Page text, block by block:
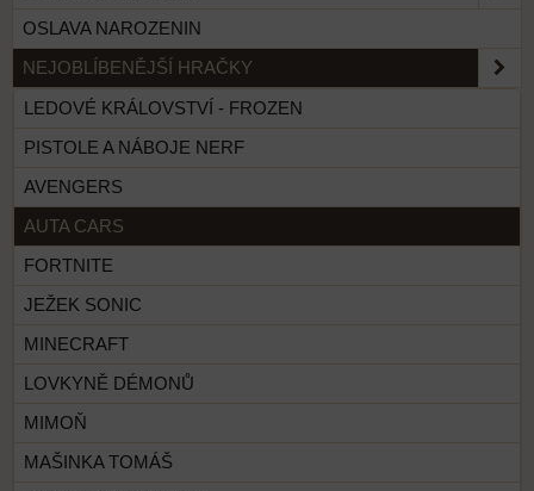
OSLAVA NAROZENIN
NEJOBLÍBENĚJŠÍ HRAČKY
LEDOVÉ KRÁLOVSTVÍ - FROZEN
PISTOLE A NÁBOJE NERF
AVENGERS
AUTA CARS
FORTNITE
JEŽEK SONIC
MINECRAFT
LOVKYNĚ DÉMONŮ
MIMOŇ
MAŠINKA TOMÁŠ